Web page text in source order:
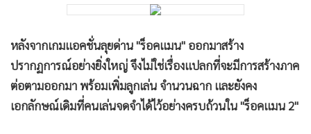
ผู้จัดการรายวัน
• ละคร
CbizReview
Cyber BIZ
หลังจากเกมแอคชั่นลุยด่าน "ร็อคแมน" ออกมาสร้าง
ปรากฏการณ์อย่างยิ่งใหญ่ จึงไม่ใช่เรื่องแปลกที่จะมีการสร้างภาค
ต่อตามออกมา พร้อมเพิ่มลูกเล่น จำนวนฉาก และยังคง
เอกลักษณ์เดิมที่คนเล่นจดจำได้ไว้อย่างครบถ้วนใน "ร็อคแมน 2"